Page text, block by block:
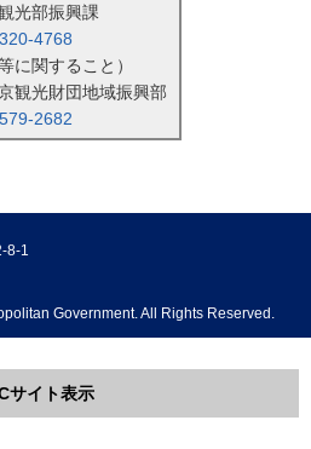
光部振興課
4768
に関すること）
観光財団地域振興部
2682
8-1
Government. All Rights Reserved.
サイト表示